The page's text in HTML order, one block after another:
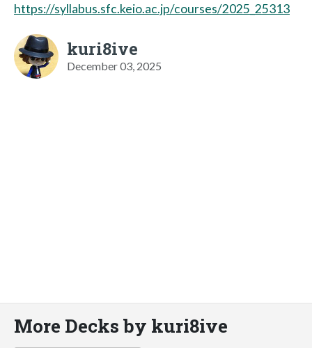
https://syllabus.sfc.keio.ac.jp/courses/2025_25313
kuri8ive
December 03, 2025
More Decks by kuri8ive